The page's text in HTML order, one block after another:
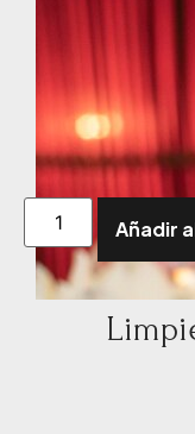
Añadir